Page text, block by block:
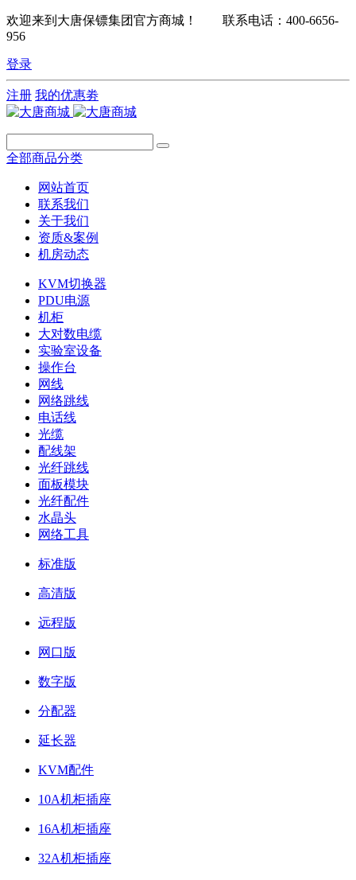
欢迎来到大唐保镖集团官方商城！ 联系电话：400-6656-
956
登录
注册 我的优惠劵
全部商品分类
网站首页
联系我们
关于我们
资质&案例
机房动态
KVM切换器
PDU电源
机柜
大对数电缆
实验室设备
操作台
网线
网络跳线
电话线
光缆
配线架
光纤跳线
面板模块
光纤配件
水晶头
网络工具
标准版
高清版
远程版
网口版
数字版
分配器
延长器
KVM配件
10A机柜插座
16A机柜插座
32A机柜插座